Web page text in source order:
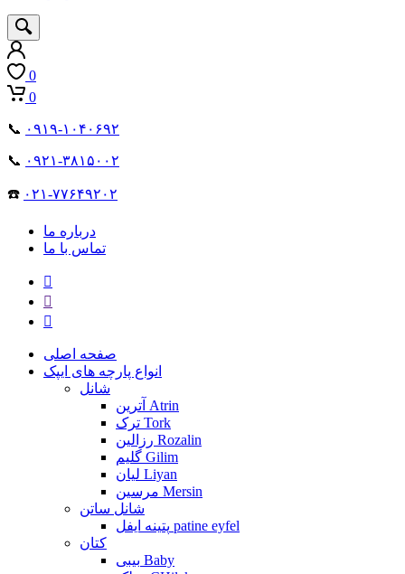
0
0
📞 ۰۹۱۹-۱۰۴۰۶۹۲
📞 ۰۹۲۱-۳۸۱۵۰۰۲
☎️ ۰۲۱-۷۷۶۴۹۲۰۲
درباره ما
تماس با ما
صفحه اصلی
انواع پارچه های ایپک
شانل
آترین Atrin
ترک Tork
رزالین Rozalin
گلیم Gilim
لیان Liyan
مرسین Mersin
شانل ساتن
پتینه ایفل patine eyfel
کتان
بیبی Baby